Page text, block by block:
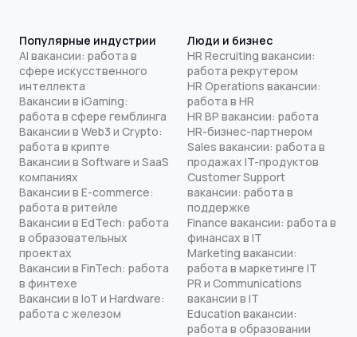
Популярные индустрии
AI вакансии: работа в
сфере искусственного
интеллекта
Вакансии в iGaming:
работа в сфере гемблинга
Вакансии в Web3 и Crypto:
работа в крипте
Вакансии в Software и SaaS
компаниях
Вакансии в E-commerce:
работа в ритейле
Вакансии в EdTech: работа
в образовательных
проектах
Вакансии в FinTech: работа
в финтехе
Вакансии в IoT и Hardware:
работа с железом
Люди и бизнес
HR Recruiting вакансии:
работа рекрутером
HR Operations вакансии:
работа в HR
HR BP вакансии: работа
HR-бизнес-партнером
Sales вакансии: работа в
продажах IT-продуктов
Customer Support
вакансии: работа в
поддержке
Finance вакансии: работа в
финансах в IT
Marketing вакансии:
работа в маркетинге IT
PR и Communications
вакансии в IT
Education вакансии:
работа в образовании